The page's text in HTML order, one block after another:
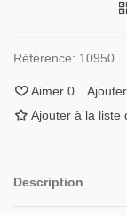
Référence: 10950
Aimer 0
Ajouter à la liste
Description